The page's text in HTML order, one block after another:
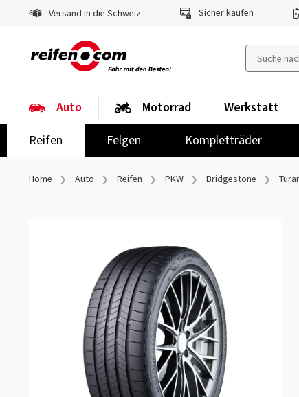
Versand in die Schweiz Sicher kaufen
Auto
Reifen
Felgen Kompletträder
Motorrad Werkstatt
Home Auto Reifen PKW Bridgestone